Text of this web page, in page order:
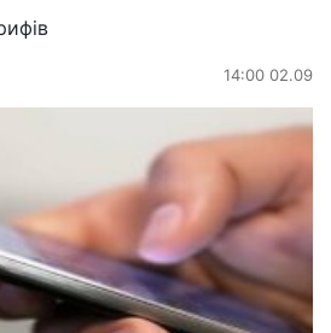
14:00 02.09